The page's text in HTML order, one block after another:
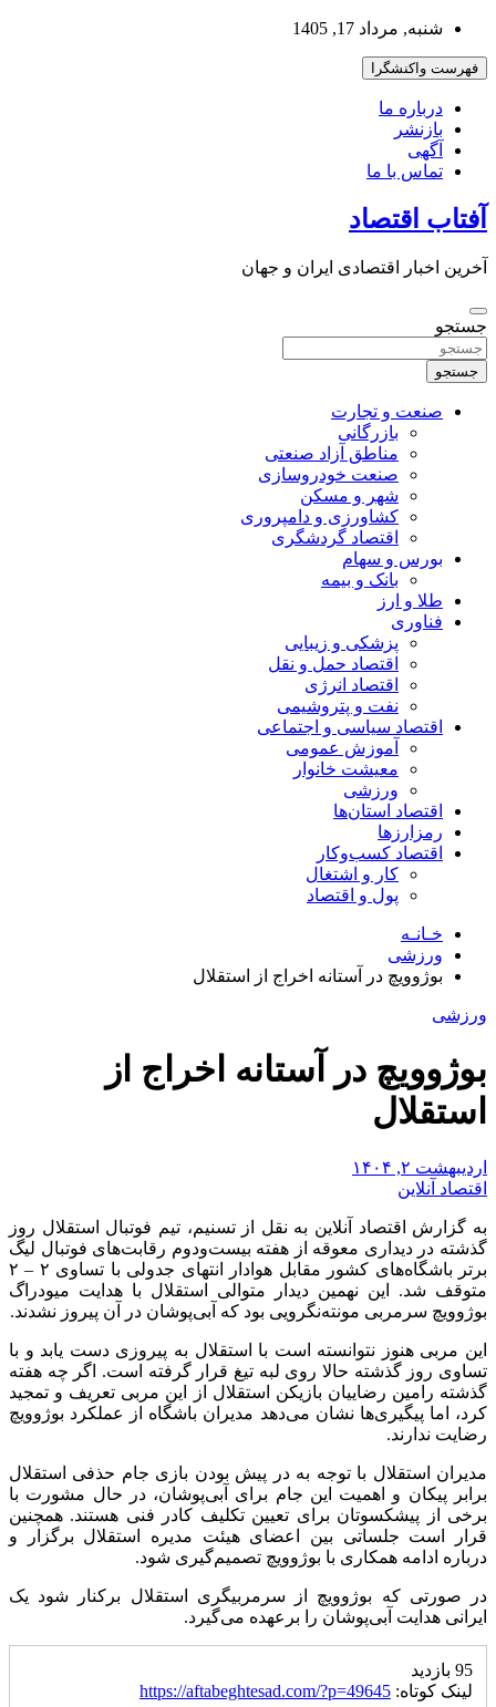
بروید
شنبه, مرداد 17, 1405
فهرست واکنشگرا
درباره ما
بازنشر
آگهی
تماس با ما
آفتاب اقتصاد
آخرین اخبار اقتصادی ایران و جهان
جستجو
جستجو
صنعت و تجارت
بازرگانی
مناطق آزاد صنعتی
صنعت خودروسازی
شهر و مسکن
کشاورزی و دامپروری
اقتصاد گردشگری
بورس و سهام
بانک و بیمه
طلا و ارز
فناوری
پزشکی و زیبایی
اقتصاد حمل و نقل
اقتصاد انرژی
نفت و پتروشیمی
اقتصاد سیاسی و اجتماعی
آموزش عمومی
معیشت خانوار
ورزشی
اقتصاد استان‌ها
رمزارزها
اقتصاد کسب‌و‌کار
کار و اشتغال
پول و اقتصاد
خـانـه
ورزشی
بوژوویچ در آستانه اخراج از استقلال
ورزشی
بوژوویچ در آستانه اخراج از
استقلال
اردیبهشت ۲, ۱۴۰۴
اقتصاد آنلاین
به گزارش اقتصاد آنلاین به نقل از تسنیم، تیم فوتبال استقلال روز
گذشته در دیداری معوقه از هفته بیست‌ودوم رقابت‌های فوتبال لیگ
برتر باشگاه‌های کشور مقابل هوادار انتهای جدولی با تساوی ۲ – ۲
متوقف شد. این نهمین دیدار متوالی استقلال با هدایت میودراگ
بوژوویچ سرمربی مونته‌نگرویی بود که آبی‌پوشان در آن پیروز نشدند.
این مربی هنوز نتوانسته است با استقلال به پیروزی دست یابد و با
تساوی روز گذشته حالا روی لبه تیغ قرار گرفته است. اگر چه هفته
گذشته رامین رضاییان بازیکن استقلال از این مربی تعریف و تمجید
کرد، اما پیگیری‌ها نشان می‌دهد مدیران باشگاه از عملکرد بوژوویچ
رضایت ندارند.
مدیران استقلال با توجه به در پیش بودن بازی جام حذفی استقلال
برابر پیکان و اهمیت این جام برای آبی‌پوشان، در حال مشورت با
برخی از پیشکسوتان برای تعیین تکلیف کادر فنی هستند. همچنین
قرار است جلساتی بین اعضای هیئت مدیره استقلال برگزار و
درباره ادامه همکاری با بوژوویچ تصمیم‌گیری شود.
در صورتی که بوژوویچ از سرمربیگری استقلال برکنار شود یک
ایرانی هدایت آبی‌پوشان را برعهده می‌گیرد.
95 بازدید
لینک کوتاه: https://aftabeghtesad.com/?p=49645